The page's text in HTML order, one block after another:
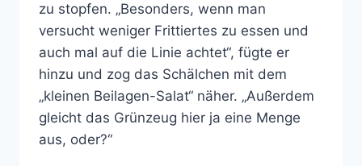
zu stopfen. „Besonders, wenn man
versucht weniger Frittiertes zu essen und
auch mal auf die Linie achtet“, fügte er
hinzu und zog das Schälchen mit dem
„kleinen Beilagen-Salat“ näher. „Außerdem
gleicht das Grünzeug hier ja eine Menge
aus, oder?“